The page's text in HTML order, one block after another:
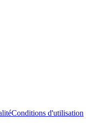
Conditions d'utilisation